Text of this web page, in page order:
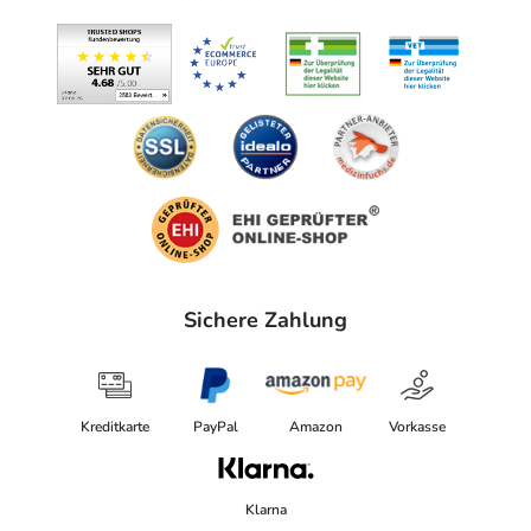
- Bisswunden von Tieren
- Entzündung des Unterhautzellgewebes (Zellulitis)
- Bakterieninfektionen der Haut und des Gewebes, wie:
- Nierenbecken- und Nierenkörperchenentzündung
(Pyelonephritis)
- Bakterieninfektion der Niere, wie:
- Harnblasenentzündung
- Bakterieninfektion der Harnwege, wie:
- Lungenentzündung
- Bakterieninfektionen der Atemwege, wie:
- Nasennebenhöhlenentzündung (Sinusitis)
- Bakterieninfektionen des Hals-Nasen-Ohren-Bereichs,
- Bakterieninfektionen, wie:
Sichere Zahlung
Kreditkarte PayPal Amazon Vorkasse
Klarna